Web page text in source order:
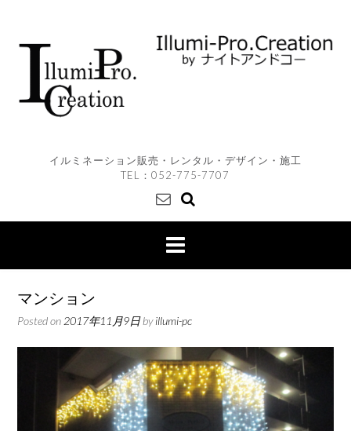
content
イルミネーション販売・レンタル・デザイン・施工
TEL： 052-775-7707
マンション
Posted on 2017年11月9日byillumi-pc